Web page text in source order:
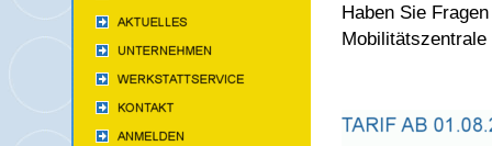
Haben Sie
Mobilitätszentrale